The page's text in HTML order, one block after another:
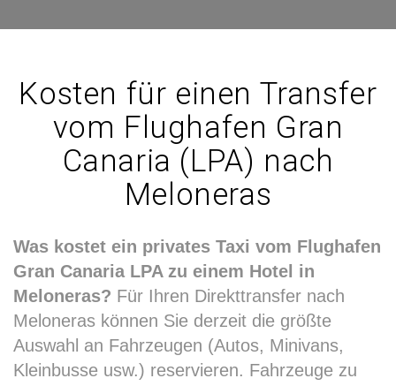
Kosten für einen Transfer
vom Flughafen Gran
Canaria (LPA) nach
Meloneras
Was kostet ein privates Taxi vom Flughafen
Gran Canaria LPA zu einem Hotel in
Meloneras? Für Ihren Direkttransfer nach
Meloneras können Sie derzeit die größte
Auswahl an Fahrzeugen (Autos, Minivans,
Kleinbusse usw.) reservieren. Fahrzeuge zu